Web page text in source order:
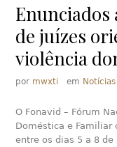
de juízes
violência
por mwxti em Notícias
O Fonavid – Fórum
Doméstica e Familiar
entre os dias 5 a 8